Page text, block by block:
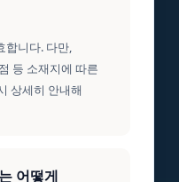
합니다. 다만,
등 소재지에 따른
상세히 안내해
어떻게